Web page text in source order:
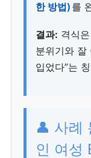
한 방법) 를
결과: 격식
분위기와 잘
입었다”는
👤 사례
인 여성